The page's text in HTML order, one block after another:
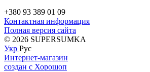
+380 93 389 01 09
Контактная информация
Полная версия сайта
© 2026 SUPERSUMKA
Укр Рус
Интернет-магазин
создан с Хорошоп